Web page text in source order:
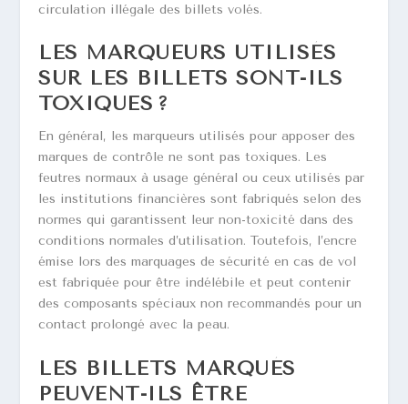
circulation illégale des billets volés.
LES MARQUEURS UTILISÉS
SUR LES BILLETS SONT-ILS
TOXIQUES ?
En général, les marqueurs utilisés pour apposer des
marques de contrôle ne sont pas toxiques. Les
feutres normaux à usage général ou ceux utilisés par
les institutions financières sont fabriqués selon des
normes qui garantissent leur non-toxicité dans des
conditions normales d’utilisation. Toutefois, l’encre
émise lors des marquages de sécurité en cas de vol
est fabriquée pour être indélébile et peut contenir
des composants spéciaux non recommandés pour un
contact prolongé avec la peau.
LES BILLETS MARQUÉS
PEUVENT-ILS ÊTRE